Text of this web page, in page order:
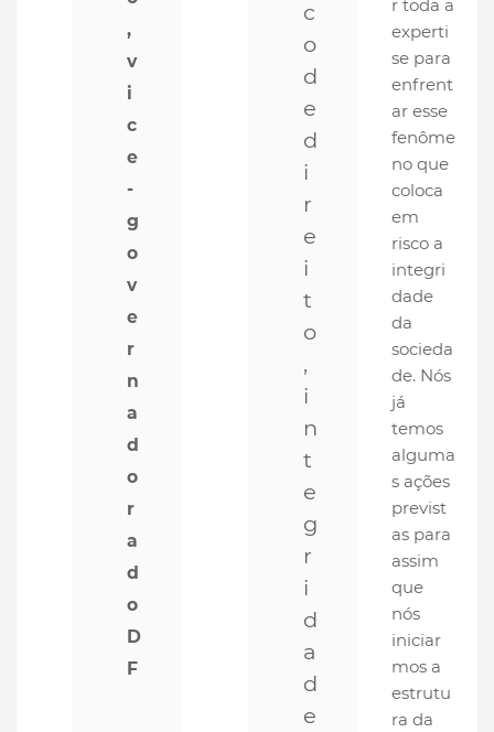
,
v
i
c
e
-
g
o
v
e
r
n
a
d
o
r
a
d
o
D
F
c
o
d
e
d
i
r
e
i
t
o
,
i
n
t
e
g
r
i
d
a
d
e
r toda a
experti
se para
enfrent
ar esse
fenôme
no que
coloca
em
risco a
integri
dade
da
socieda
de. Nós
já
temos
alguma
s ações
previst
as para
assim
que
nós
iniciar
mos a
estrutu
ra da